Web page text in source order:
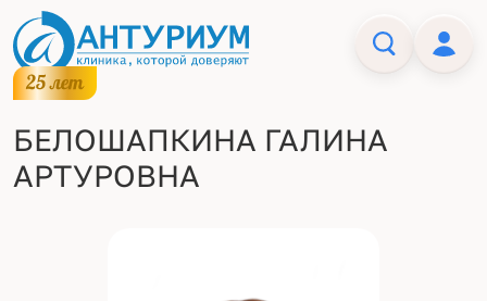
БЕЛОШАПКИНА ГАЛИНА
АРТУРОВНА